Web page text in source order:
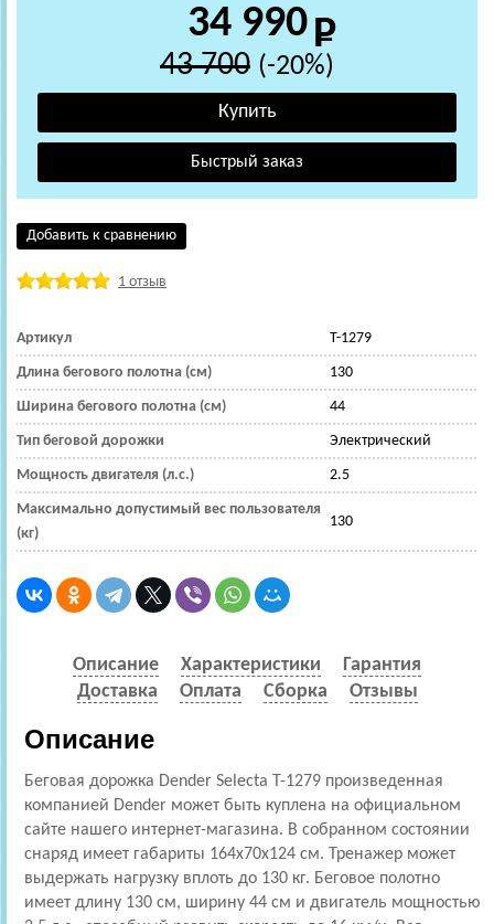
34 990
43 700 (-20%)
Добавить к сравнению
1 отзыв
Артикул T-1279
Длина бегового полотна (см) 130
Ширина бегового полотна (см) 44
Тип беговой дорожки Электрический
Мощность двигателя (л.с.) 2.5
Максимально допустимый вес пользователя
(кг)
130
Описание Характеристики
Гарантия
Доставка
Оплата Сборка Отзывы
Описание
Беговая дорожка Dender Selecta T-1279 произведенная
компанией Dender может быть куплена на официальном
сайте нашего интернет-магазина. В собранном состоянии
снаряд имеет габариты 164x70x124 см. Тренажер может
выдержать нагрузку вплоть до 130 кг. Беговое полотно
имеет длину 130 см, ширину 44 см и двигатель мощностью